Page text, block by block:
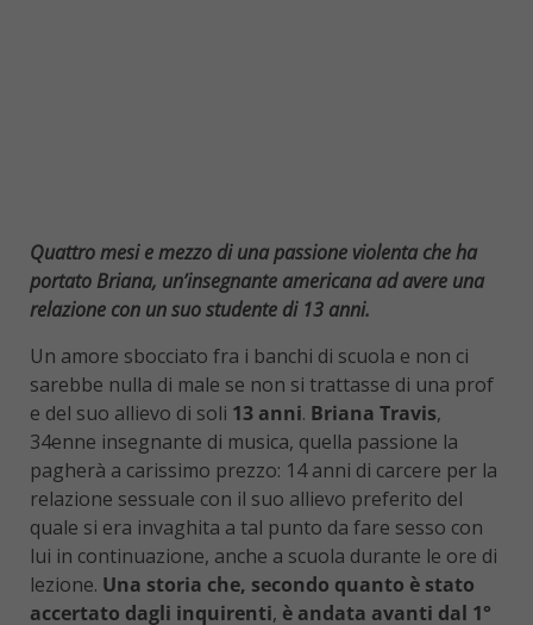
Quattro mesi e mezzo di una passione violenta che ha
portato Briana, un’insegnante americana ad avere una
relazione con un suo studente di 13 anni.
Un amore sbocciato fra i banchi di scuola e non ci
sarebbe nulla di male se non si trattasse di una prof
e del suo allievo di soli 13 anni. Briana Travis,
34enne insegnante di musica, quella passione la
pagherà a carissimo prezzo: 14 anni di carcere per la
relazione sessuale con il suo allievo preferito del
quale si era invaghita a tal punto da fare sesso con
lui in continuazione, anche a scuola durante le ore di
lezione. Una storia che, secondo quanto è stato
accertato dagli inquirenti, è andata avanti dal 1°